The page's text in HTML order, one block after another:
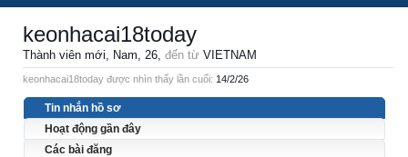
keonhacai18today
Thành viên mới, Nam, 26, đến từ VIETNAM
keonhacai18today được nhìn thấy lần cuối: 14/2/26
Tin nhắn hồ sơ
Hoạt động gần đây
Các bài đăng